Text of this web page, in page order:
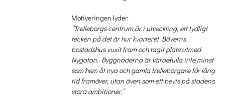
Motiveringen lyder:
”Trelleborgs centrum är i utveckling, ett tydligt
tecken på det är hur kvarteret Bäverns
bostadshus vuxit fram och tagit plats utmed
Nygatan. Byggnaderna är värdefulla inte minst
som hem åt nya och gamla trelleborgare för lång
tid framöver, utan även som ett bevis på stadens
stora ambitioner.”